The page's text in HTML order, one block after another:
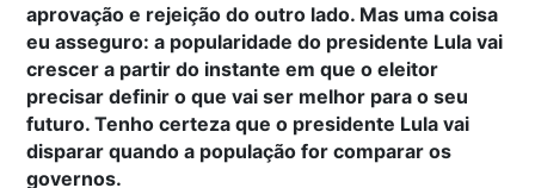
aprovação e rejeição do outro lado. Mas uma coisa
eu asseguro: a popularidade do presidente Lula vai
crescer a partir do instante em que o eleitor
precisar definir o que vai ser melhor para o seu
futuro. Tenho certeza que o presidente Lula vai
disparar quando a população for comparar os
governos.